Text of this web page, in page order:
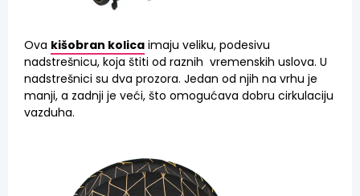
Ova kišobran kolica imaju veliku, podesivu
nadstrešnicu, koja štiti od raznih vremenskih uslova. U
nadstrešnici su dva prozora. Jedan od njih na vrhu je
manji, a zadnji je veći, što omogućava dobru cirkulaciju
vazduha.